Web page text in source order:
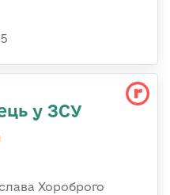
у ЗСУ
Хороброго